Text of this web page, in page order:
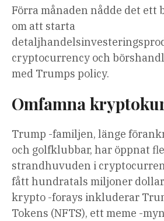
Förra månaden nådde det ett
om att starta
cryptocurrency och
med Trumps policy.
Omfamna
Trump -familjen, länge
och golfklubbar, har öppnat
strandhuvuden i
fått hundratals miljoner
krypto -forays inkluderar
Tokens (NFTS), ett meme -